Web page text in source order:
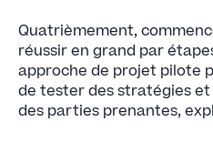
Quatrièmement,
réussir en grand par
approche de projet pilote
de tester des stratégies
des parties prenantes,